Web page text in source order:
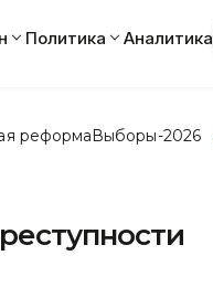
Политика Аналитика
реформаВыборы-2026